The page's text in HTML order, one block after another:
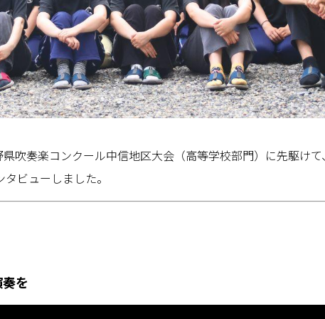
吹奏楽コンクール中信地区大会（高等学校部門）に先駆けて、
ビューしました。
を